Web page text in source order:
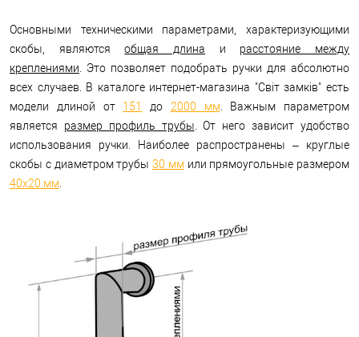
Основными техническими параметрами, характеризующими
скобы, являютсяобщая длина и расстояние между
креплениями . Это позволяет подобрать ручки для абсолютно
всех случаев. В каталоге интернет-магазина "Світ замків" есть
модели длиной от 151 до 2000 мм. Важным параметром
является размер профиль трубы . От него зависит удобство
использования ручки. Наиболее распространены – круглые
скобы с диаметром трубы 30 ммили прямоугольные размером
40х20 мм